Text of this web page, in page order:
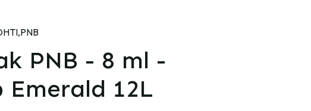
,PNB
PNB - 8 ml -
Emerald 12L